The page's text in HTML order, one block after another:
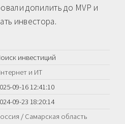
допилить до MVP и
инвестора.
инвестиций
и ИТ
09-16 12:41:10
09-23 18:20:14
/ Самарская область